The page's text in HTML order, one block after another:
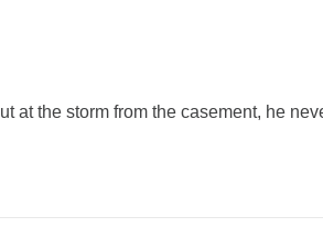
at the storm from the casement, he